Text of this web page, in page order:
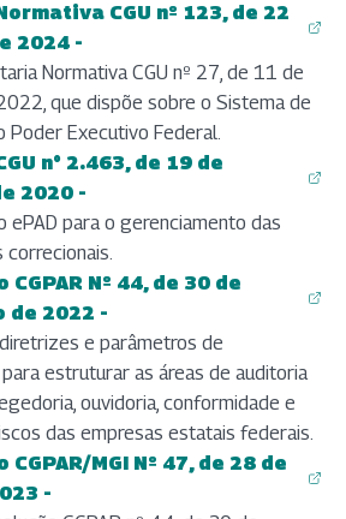
CGU nº 123, de 22
2024 -
aba)
Normativa CGU nº 27, de 11 de
que dispõe sobre o Sistema de
Poder Executivo Federal.
n° 2.463, de 19 de
2020 -
aba)
ePAD para o gerenciamento das
CGPAR Nº 44, de 30 de
de 2022 -
aba)
e parâmetros de
estruturar as áreas de auditoria
ouvidoria, conformidade e
das empresas estatais federais.
CGPAR/MGI Nº 47, de 28 de
-
aba)